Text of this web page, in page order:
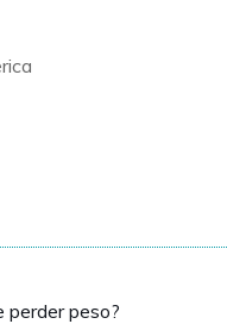
perder peso?